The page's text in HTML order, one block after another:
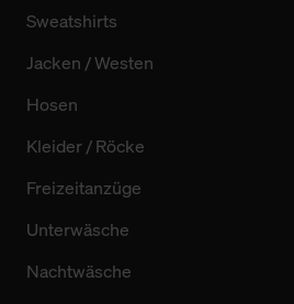
Sweatshirts
Jacken / Westen
Hosen
Kleider / Röcke
Freizeitanzüge
Unterwäsche
Nachtwäsche